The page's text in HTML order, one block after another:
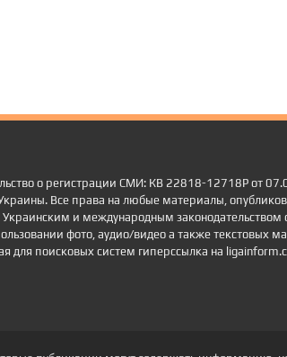
о регистрации СМИ: КВ 22818-12718Р от
Все права на любые материалы,
и международным законодательством
фото, аудио/видео а также текстовых
для поисковых систем гиперссылка на